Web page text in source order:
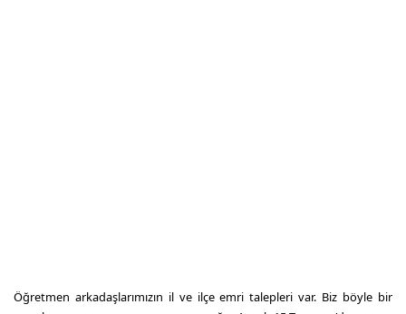
Öğretmen arkadaşlarımızın il ve ilçe emri talepleri var. Biz böyle bir